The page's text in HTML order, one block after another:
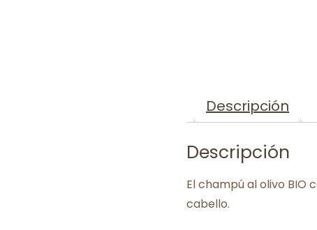
Descripción
Descripción
El champú al olivo BIO
cabello.